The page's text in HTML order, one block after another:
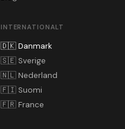
INTERNATIONALT
🇩🇰 Danmark
🇸🇪 Sverige
🇳🇱 Nederland
🇫🇮 Suomi
🇫🇷 France